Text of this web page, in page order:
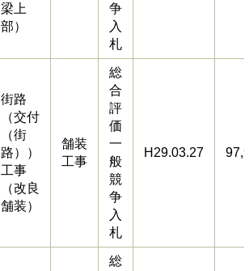
梁上
部）
争
入
札
街路
（交付
（街
路））
工事
（改良
舗装）
舗装
工事
総
合
評
価
一
般
競
争
入
札
H29.03.27
総